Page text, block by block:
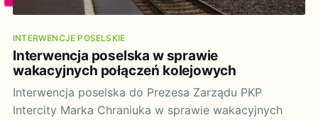
INTERWENCJE POSELSKIE
Interwencja poselska w sprawie
wakacyjnych połączeń kolejowych
Interwencja poselska do Prezesa Zarządu PKP
Intercity Marka Chraniuka w sprawie wakacyjnych